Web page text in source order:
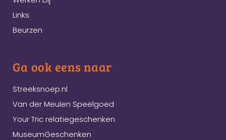
Links
Beurzen
Ga ook eens naar
Streeksnoep.nl
Van der Meulen Speelgoed
Your Tric relatiegeschenken
MuseumGeschenken